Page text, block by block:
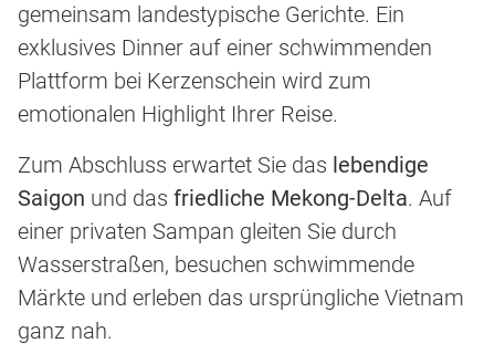
gemeinsam landestypische Gerichte. Ein
exklusives Dinner auf einer schwimmenden
Plattform bei Kerzenschein wird zum
emotionalen Highlight Ihrer Reise.
Zum Abschluss erwartet Sie das lebendige
Saigon und das friedliche Mekong-Delta. Auf
einer privaten Sampan gleiten Sie durch
Wasserstraßen, besuchen schwimmende
Märkte und erleben das ursprüngliche Vietnam
ganz nah.